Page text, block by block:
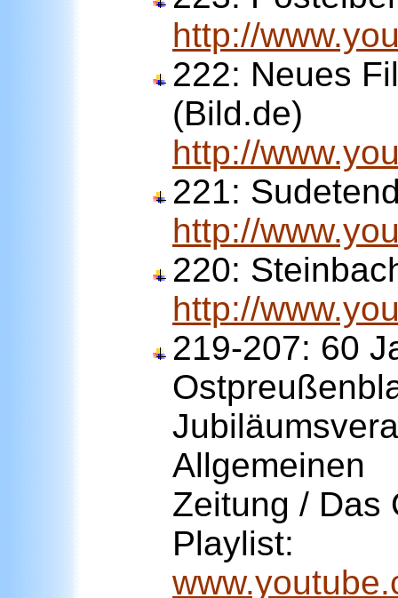
http://
222: Neues
(Bild.de)
http://
221:
http://
220:
http://
219-207: 60
Allgemeinen
Zeitung / Das
Playlist: